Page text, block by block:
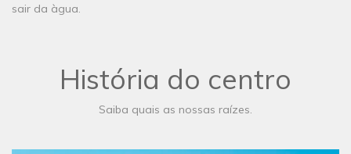
sair da àgua.
História do centro
Saiba quais as nossas raízes.